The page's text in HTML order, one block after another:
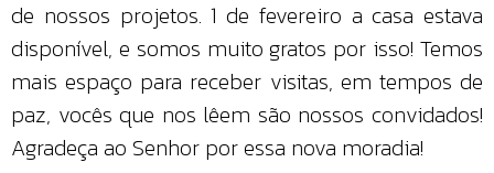
de nossos projetos. 1 de fevereiro a casa estava
disponível, e somos muito gratos por isso! Temos
mais espaço para receber visitas, em tempos de
paz, vocês que nos lêem são nossos convidados!
Agradeça ao Senhor por essa nova moradia!